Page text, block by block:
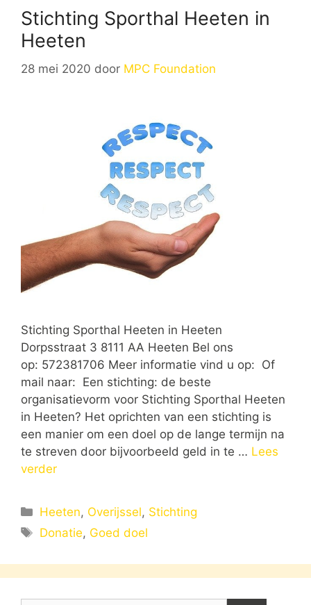
Stichting Sporthal Heeten in
Heeten
28 mei 2020 door MPC Foundation
Stichting Sporthal Heeten in Heeten
Dorpsstraat 3 8111 AA Heeten Bel ons
op: 572381706 Meer informatie vind u op: Of
mail naar: Een stichting: de beste
organisatievorm voor Stichting Sporthal Heeten
in Heeten? Het oprichten van een stichting is
een manier om een doel op de lange termijn na
te streven door bijvoorbeeld geld in te … Lees
verder
Categorieën
Heeten, Overijssel, Stichting
Tags
Donatie, Goed doel